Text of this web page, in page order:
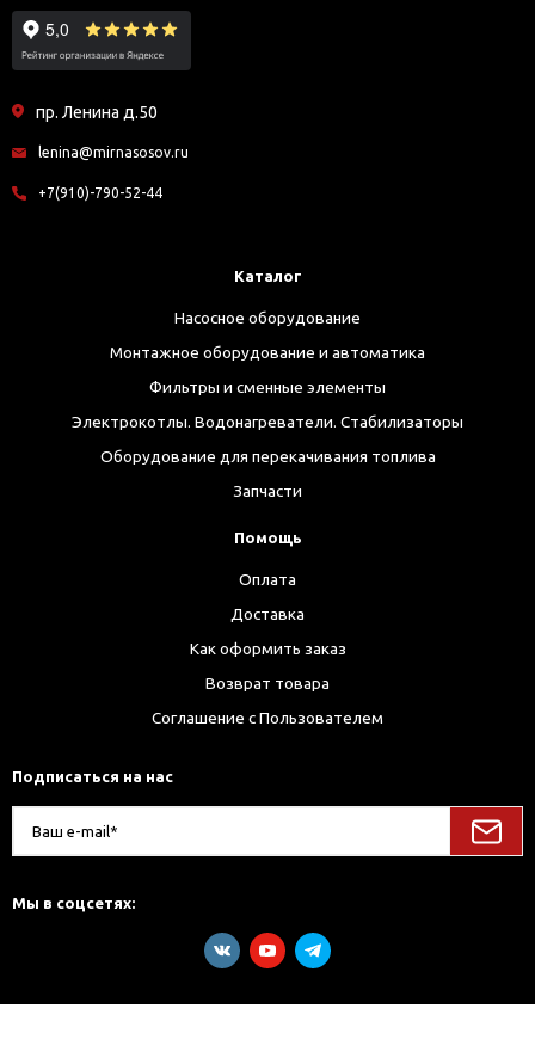
пр. Ленина д.50
lenina@mirnasosov.ru
+7(910)-790-52-44
Каталог
Насосное оборудование
Монтажное оборудование и автоматика
Фильтры и сменные элементы
Электрокотлы. Водонагреватели. Стабилизаторы
Оборудование для перекачивания топлива
Запчасти
Помощь
Оплата
Доставка
Как оформить заказ
Возврат товара
Соглашение с Пользователем
Подписаться на нас
Мы в соцсетях: